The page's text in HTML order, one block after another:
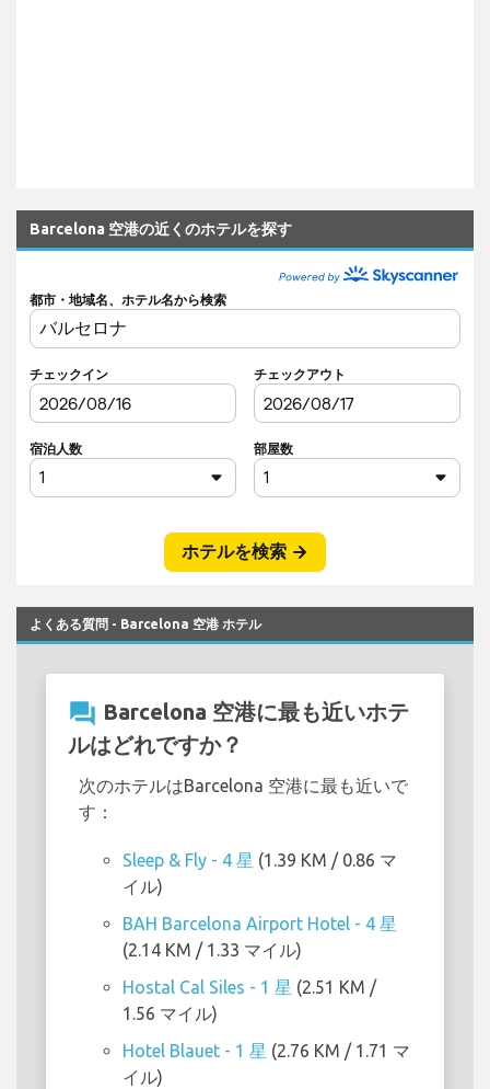
Barcelona 空港の近くのホテルを探す
よくある質問 - Barcelona 空港 ホテル
question_answer Barcelona 空港に最も近いホテ
ルはどれですか？
次のホテルはBarcelona 空港に最も近いで
す：
Sleep & Fly - 4 星 (1.39 KM / 0.86 マ
イル)
BAH Barcelona Airport Hotel - 4 星
(2.14 KM / 1.33 マイル)
Hostal Cal Siles - 1 星 (2.51 KM /
1.56 マイル)
Hotel Blauet - 1 星 (2.76 KM / 1.71 マ
イル)